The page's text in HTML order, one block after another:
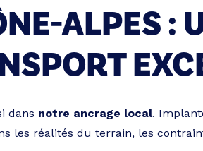
ALPES :
dans notre ancrage local.
les réalités du terrain, les